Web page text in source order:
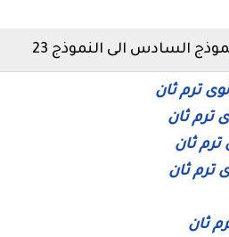
السادس الى النموذج 23
ترم ثان
ترم ثان
ترم ثان
ترم ثان